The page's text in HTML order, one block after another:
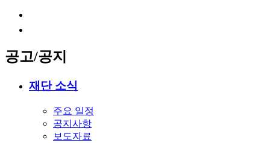
공고/공지
재단 소식
주요 일정
공지사항
보도자료